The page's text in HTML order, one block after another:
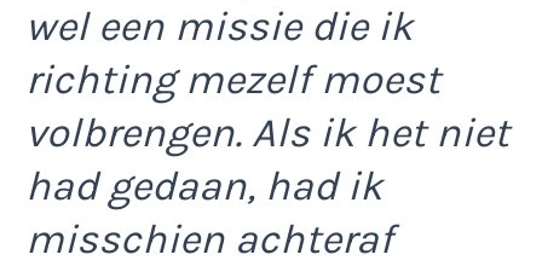
wel een missie die ik
richting mezelf moest
volbrengen. Als ik het niet
had gedaan, had ik
misschien achteraf